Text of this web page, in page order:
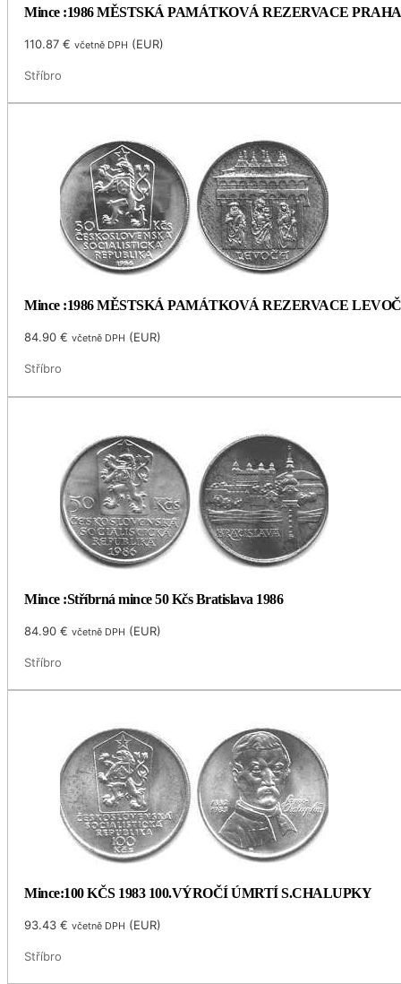
Mince :1986 MĚSTSKÁ PAMÁTKOVÁ REZERVACE PRAHA
110.87€ včetně DPH (EUR)
Stříbro
Mince :1986 MĚSTSKÁ PAMÁTKOVÁ REZERVACE
84.90€ včetně DPH (EUR)
Stříbro
Mince :Stříbrná mince 50 Kčs Bratislava 1986
84.90€ včetně DPH (EUR)
Stříbro
Mince:100 KČS 1983 100.VÝROČÍ ÚMRTÍ S.CHALUPKY
93.43€ včetně DPH (EUR)
Stříbro